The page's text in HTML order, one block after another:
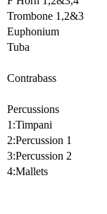
Trombone 1,2&3
Euphonium
Tuba
Contrabass
Percussions
1:Timpani
2:Percussion 1
3:Percussion 2
4:Mallets